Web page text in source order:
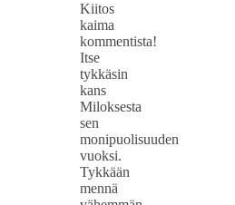
Kiitos
kaima
kommentista!
Itse
tykkäsin
kans
Miloksesta
sen
monipuolisuuden
vuoksi.
Tykkään
mennä